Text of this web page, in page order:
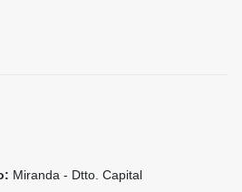
Miranda - Dtto. Capital